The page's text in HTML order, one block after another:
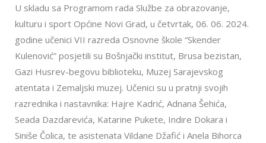
U skladu sa Programom rada Službe za obrazovanje,
kulturu i sport Općine Novi Grad, u četvrtak, 06. 06. 2024.
godine učenici VII razreda Osnovne škole “Skender
Kulenović” posjetili su Bošnjački institut, Brusa bezistan,
Gazi Husrev-begovu biblioteku, Muzej Sarajevskog
atentata i Zemaljski muzej. Učenici su u pratnji svojih
razrednika i nastavnika: Hajre Kadrić, Adnana Šehića,
Seada Dazdarevića, Katarine Pukete, Indire Dokara i
Siniše Čolica, te asistenata Vildane Džafić i Anela Bihorca